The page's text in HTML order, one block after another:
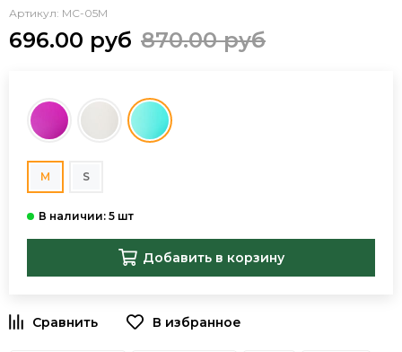
Артикул: MC-05M
696.00 руб 870.00 руб
M S
Добавить в корзину
В избранное